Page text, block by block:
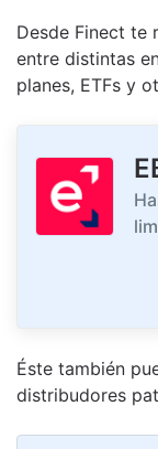
Desde Finect te
entre distintas
planes, ETFs y
Éste también
distribudores